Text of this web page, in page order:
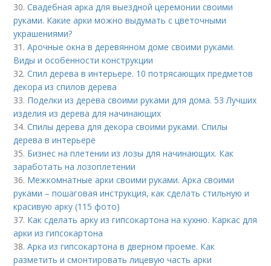
30.Свадебная арка для выездной церемонии своими
руками. Какие арки можно выдумать с цветочными
украшениями?
31.Арочные окна в деревянном доме своими руками.
Виды и особенности конструкции
32.Спил дерева в интерьере. 10 потрясающих предметов
декора из спилов дерева
33. Поделки из дерева своими руками для дома. 53 Лучших
изделия из дерева для начинающих
34.Спилы дерева для декора своими руками. Спилы
дерева в интерьере
35. Бизнес на плетении из лозы для начинающих. Как
заработать на лозоплетении
36. Межкомнатные арки своими руками. Арка своими
руками – пошаговая инструкция, как сделать стильную и
красивую арку (115 фото)
37. Как сделать арку из гипсокартона на кухню. Каркас для
арки из гипсокартона
38.Арка из гипсокартона в дверном проеме. Как
разметить и смонтировать лицевую часть арки